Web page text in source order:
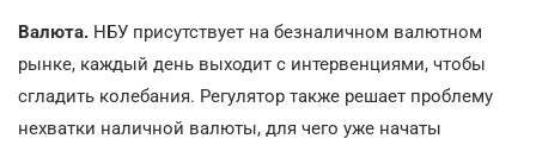
Валюта. НБУ присутствует на безналичном валютном
рынке, каждый день выходит с интервенциями, чтобы
сгладить колебания. Регулятор также решает проблему
нехватки наличной валюты, для чего уже начаты